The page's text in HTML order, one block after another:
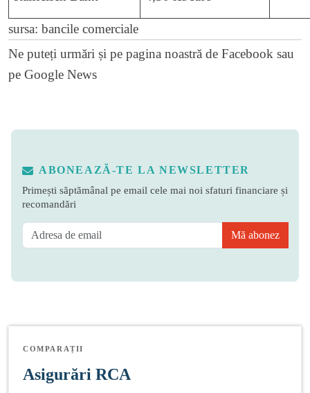
sursa: bancile comerciale
Ne puteți urmări și pe pagina noastră de Facebook sau
pe Google News
ABONEAZĂ-TE LA NEWSLETTER
Primești săptămânal pe email cele mai noi sfaturi financiare și
recomandări
Mă abonez
COMPARAȚII
Asigurări RCA